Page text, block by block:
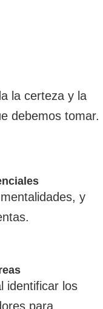
la certeza y la
debemos tomar.
y
identificar los
para